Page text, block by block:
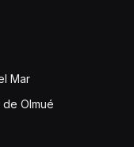
Mar
Olmué